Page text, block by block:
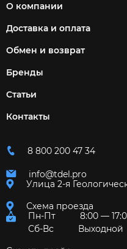
О компании
Доставка и оплата
Обмен и возврат
Бренды
Статьи
Контакты
8 800 200 47 34
info@tdel.pro
Улица 2-я
Схема проезда
Пн-Пт
8:00 —
Сб-Вс
Выходной